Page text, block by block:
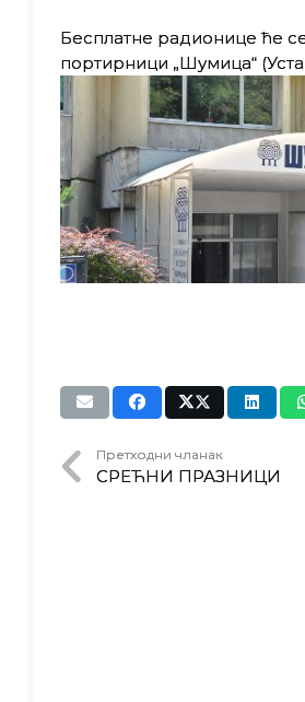
Бесплатне радионице ће
портирници „Шумица“
Претходни чланак
СРЕЋНИ ПРАЗНИЦИ